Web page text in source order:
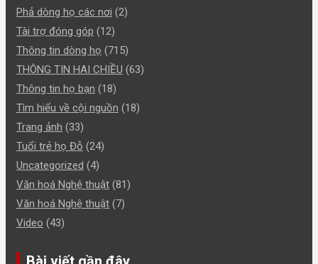
Phả dòng họ các nơi (2)
Tài trợ đóng góp (12)
Thông tin dòng họ (715)
THÔNG TIN HAI CHIỀU (63)
Thông tin họ bạn (18)
Tìm hiểu về cội nguồn (18)
Trang ảnh (33)
Tuổi trẻ họ Đỗ (24)
Uncategorized (4)
Văn hoá Nghệ thuật (81)
Văn hoá Nghệ thuật (7)
Video (43)